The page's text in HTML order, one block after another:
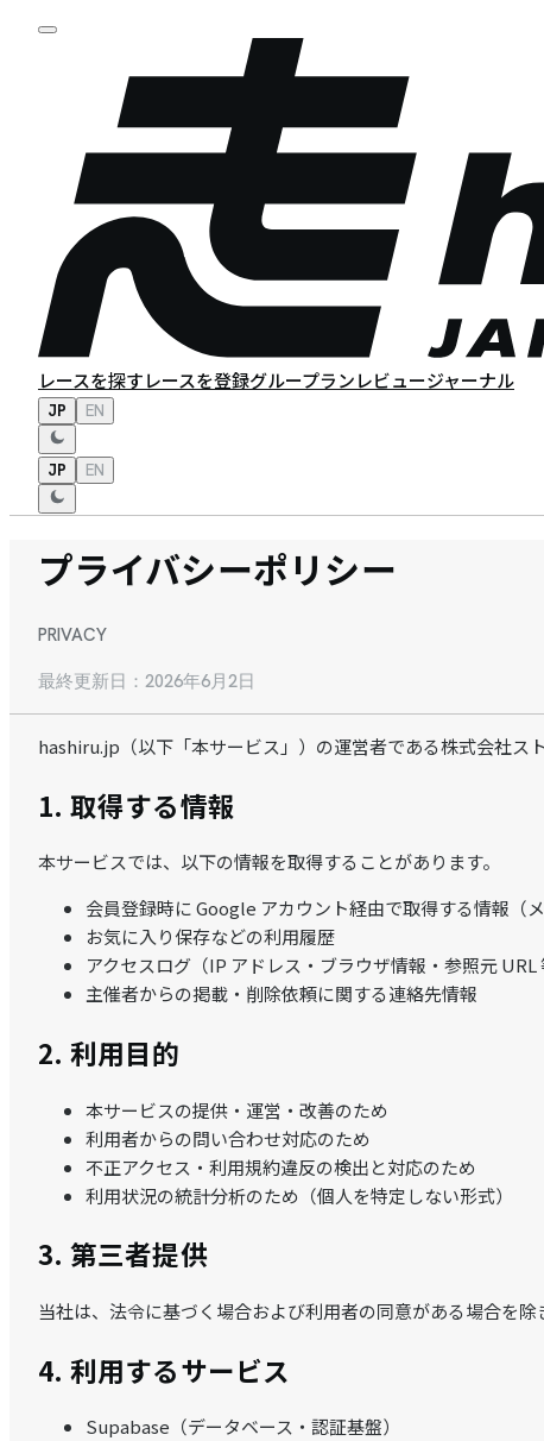
レースを探すレースを登録グループランレビュージャーナル
JP EN
JP EN
プライバシーポリシー
PRIVACY
最終更新日：2026年6月2日
hashiru.jp（以下「本サービス」）の運営者である株式会社ス
1. 取得する情報
本サービスでは、以下の情報を取得することがあります。
会員登録時に Google アカウント経由で取得する情報（
お気に入り保存などの利用履歴
アクセスログ（IP アドレス・ブラウザ情報・参照元 URL
主催者からの掲載・削除依頼に関する連絡先情報
2. 利用目的
本サービスの提供・運営・改善のため
利用者からの問い合わせ対応のため
不正アクセス・利用規約違反の検出と対応のため
利用状況の統計分析のため（個人を特定しない形式）
3. 第三者提供
当社は、法令に基づく場合および利用者の同意がある場合を
4. 利用するサービス
Supabase（データベース・認証基盤）